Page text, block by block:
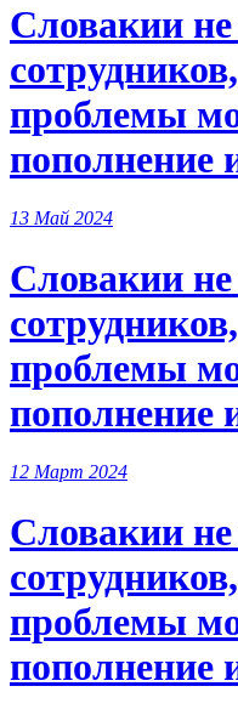
Словакии не
проблемы
пополнение
13 Май 2024
Словакии не
проблемы
пополнение
12 Март 2024
Словакии не
проблемы
пополнение